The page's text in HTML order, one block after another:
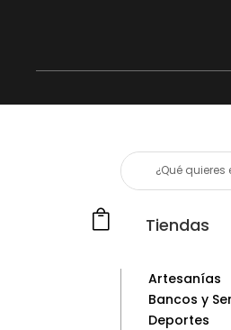
 Tiendas
Artesanías
Bancos y
Deportes